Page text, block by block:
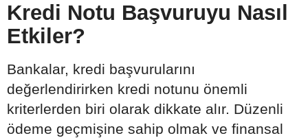
Kredi Notu Başvuruyu Nasıl
Etkiler?
Bankalar, kredi başvurularını
değerlendirirken kredi notunu önemli
kriterlerden biri olarak dikkate alır. Düzenli
ödeme geçmişine sahip olmak ve finansal